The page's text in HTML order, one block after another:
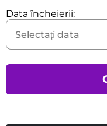
Data încheierii: